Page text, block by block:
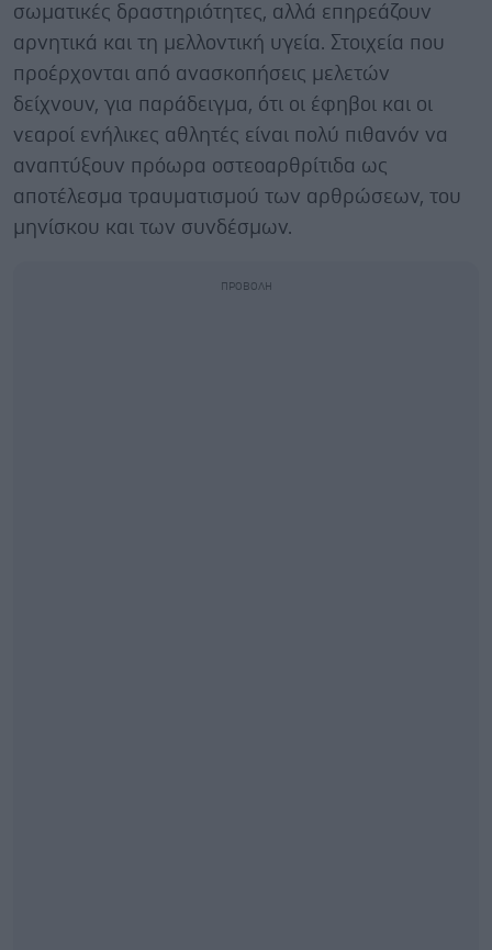
σωματικές δραστηριότητες, αλλά επηρεάζουν
αρνητικά και τη μελλοντική υγεία. Στοιχεία που
προέρχονται από ανασκοπήσεις μελετών
δείχνουν, για παράδειγμα, ότι οι έφηβοι και οι
νεαροί ενήλικες αθλητές είναι πολύ πιθανόν να
αναπτύξουν πρόωρα οστεοαρθρίτιδα ως
αποτέλεσμα τραυματισμού των αρθρώσεων, του
μηνίσκου και των συνδέσμων.